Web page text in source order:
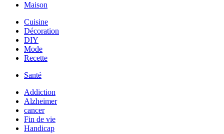
Maison
Cuisine
Décoration
DIY
Mode
Recette
Santé
Addiction
Alzheimer
cancer
Fin de vie
Handicap